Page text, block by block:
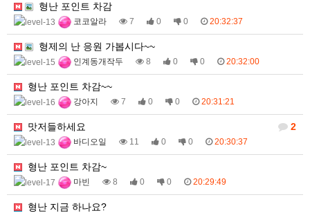
형난 포인트 차감
코코알라 7 0 0 20:32:37
형제의 난 응원 가봅시다~~
인계동개작두 8 0 0 20:32:00
형난 포인트 차감~~
강아지 7 0 0 20:31:21
2
맛저들하세요
바디오일 11 0 0 20:30:37
형난 포인트 차감~
마빈 8 0 0 20:29:49
형난 지금 하나요?